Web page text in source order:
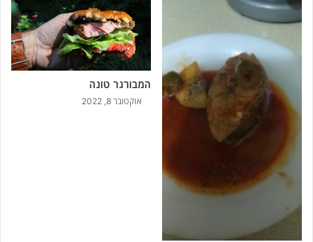
ע
ל
המבורגר טונה
אוקטובר 8, 2022